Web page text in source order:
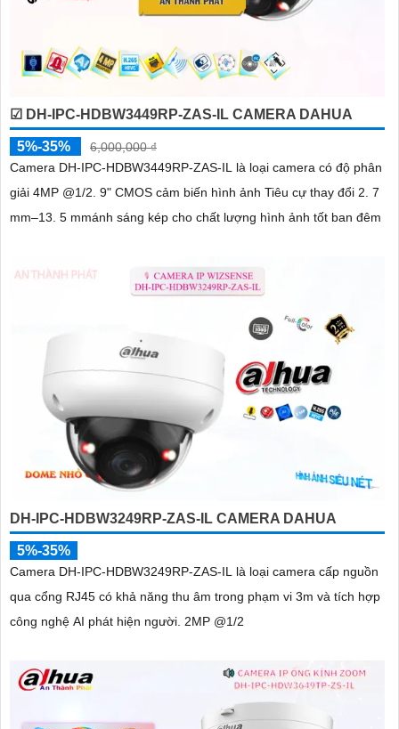
☑ DH-IPC-HDBW3449RP-ZAS-IL CAMERA DAHUA
5%-35%
6,000,000 ₫
Camera DH-IPC-HDBW3449RP-ZAS-IL là loại camera có độ phân
giải 4MP @1/2. 9" CMOS cảm biến hình ảnh Tiêu cự thay đổi 2. 7
mm–13. 5 mmánh sáng kép cho chất lượng hình ảnh tốt ban đêm
DH-IPC-HDBW3249RP-ZAS-IL CAMERA DAHUA
5%-35%
Camera DH-IPC-HDBW3249RP-ZAS-IL là loại camera cấp nguồn
qua cổng RJ45 có khả năng thu âm trong phạm vi 3m và tích hợp
công nghệ AI phát hiện người. 2MP @1/2